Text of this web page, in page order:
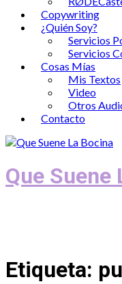
Copywriting
¿Quién Soy?
Servicios
Servicios
Cosas Mías
Mis Textos
Video
Otros
Contacto
Que Suene
Etiqueta: